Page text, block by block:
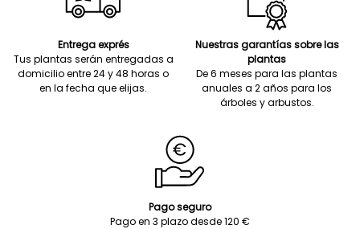
Entrega exprés
Tus plantas serán entregadas a
domicilio entre 24 y 48 horas o
en la fecha que elijas.
Nuestras garantías sobre las
plantas
De 6 meses para las plantas
anuales a 2 años para los
árboles y arbustos.
Pago seguro
Pago en 3 plazo desde 120 €